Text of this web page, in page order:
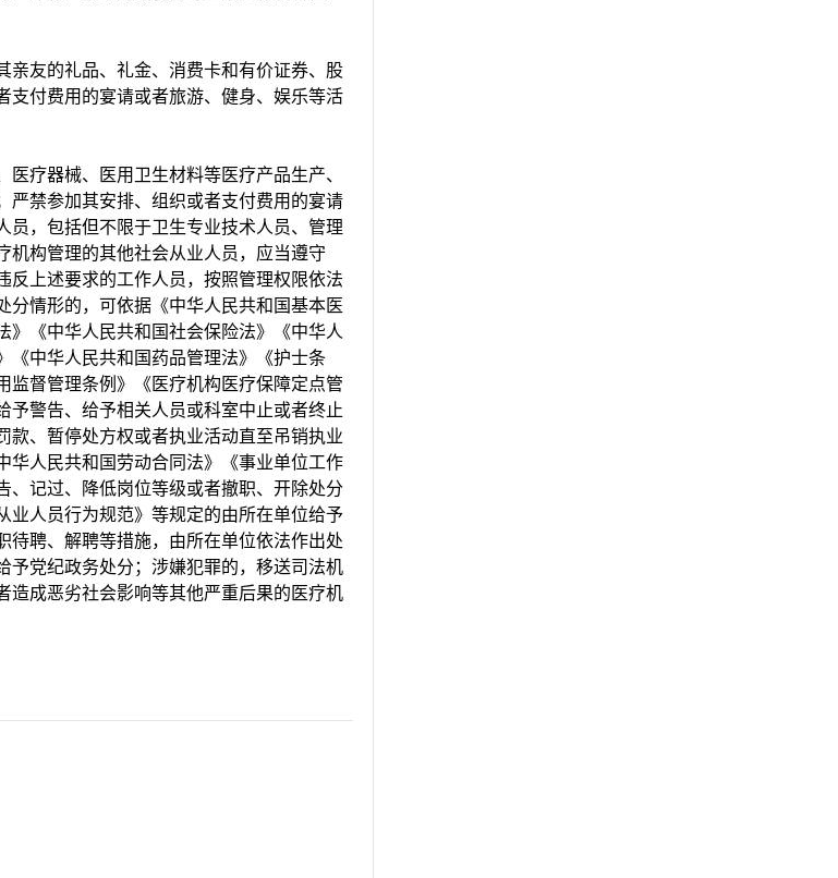
亲友的礼品、礼金、消费卡和有价证券、股
支付费用的宴请或者旅游、健身、娱乐等活
疗器械、医用卫生材料等医疗产品生产、
严禁参加其安排、组织或者支付费用的宴请
员，包括但不限于卫生专业技术人员、管理
机构管理的其他社会从业人员，应当遵守
反上述要求的工作人员，按照管理权限依法
分情形的，可依据《中华人民共和国基本医
《中华人民共和国社会保险法》《中华人
《中华人民共和国药品管理法》《护士条
监督管理条例》《医疗机构医疗保障定点管
予警告、给予相关人员或科室中止或者终止
款、暂停处方权或者执业活动直至吊销执业
华人民共和国劳动合同法》《事业单位工作
、记过、降低岗位等级或者撤职、开除处分
业人员行为规范》等规定的由所在单位给予
待聘、解聘等措施，由所在单位依法作出处
予党纪政务处分；涉嫌犯罪的，移送司法机
造成恶劣社会影响等其他严重后果的医疗机